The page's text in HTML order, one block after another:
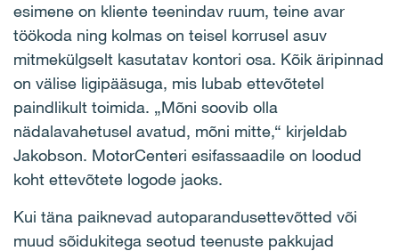
esimene on kliente teenindav ruum, teine avar
töökoda ning kolmas on teisel korrusel asuv
mitmekülgselt kasutatav kontori osa. Kõik äripinnad
on välise ligipääsuga, mis lubab ettevõtetel
paindlikult toimida. „Mõni soovib olla
nädalavahetusel avatud, mõni mitte,“ kirjeldab
Jakobson. MotorCenteri esifassaadile on loodud
koht ettevõtete logode jaoks.
Kui täna paiknevad autoparandusettevõtted või
muud sõidukitega seotud teenuste pakkujad